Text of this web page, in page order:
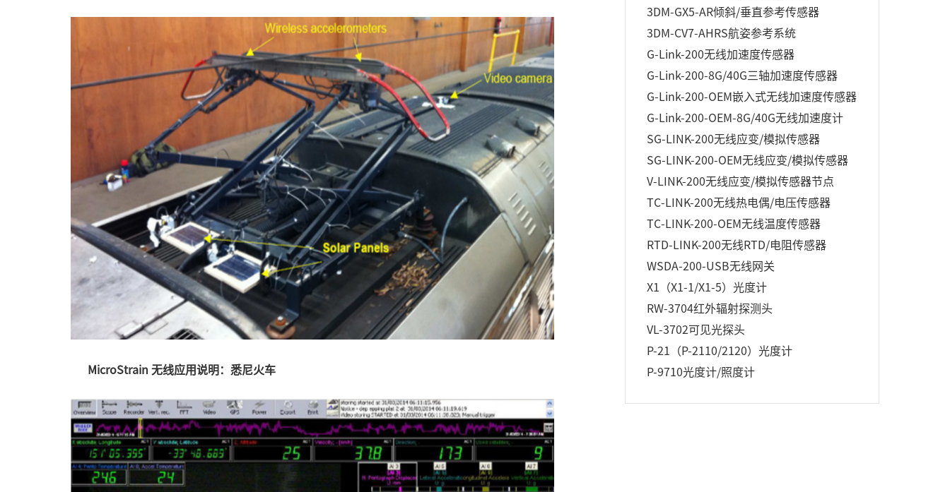
MicroStrain 无线应用说明：悉尼火车
3DM-GX5-AR倾斜/垂直参考传感器
3DM-CV7-AHRS航姿参考系统
G-Link-200无线加速度传感器
G-Link-200-8G/40G三轴加速度传感器
G-Link-200-OEM嵌入式无线加速度传感器
G-Link-200-OEM-8G/40G无线加速度计
SG-LINK-200无线应变/模拟传感器
SG-LINK-200-OEM无线应变/模拟传感器
V-LINK-200无线应变/模拟传感器节点
TC-LINK-200无线热电偶/电压传感器
TC-LINK-200-OEM无线温度传感器
RTD-LINK-200无线RTD/电阻传感器
WSDA-200-USB无线网关
X1（X1-1/X1-5）光度计
RW-3704红外辐射探测头
VL-3702可见光探头
P-21（P-2110/2120）光度计
P-9710光度计/照度计